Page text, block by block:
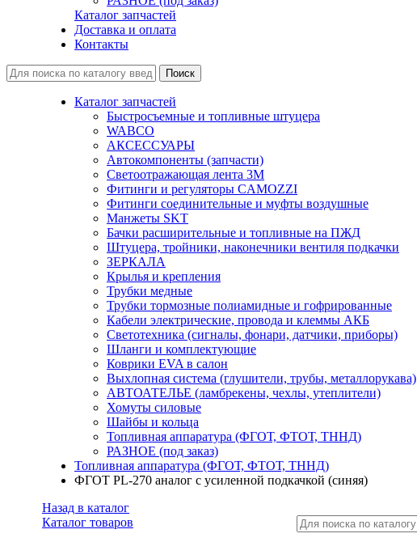
Каталог запчастей
Доставка и оплата
Контакты
Каталог запчастей
Быстросъемные и топливные штуцера
WABCO
АКСЕССУАРЫ
Автокомпоненты (запчасти)
Светоотражающая лента 3М
Фитинги и регуляторы CAMOZZI
Фитинги соединительные и муфты воздушные
Манжеты SKT
Бачки расширительные и топливные на ПЖД
Штуцера, тройники, наконечники вентиля подкачки
ЗЕРКАЛА
Крылья и крепления
Трубки медные
Трубки тормозные полиамидные и гофрированные
Кабели электрические, провода и клеммы АКБ
Светотехника (сигналы, фонари, датчики, приборы)
Шланги и комплектующие
Коврики EVA в салон
Выхлопная система (глушители, трубы, металлорукава)
АВТОАТЕЛЬЕ (ламбрекены, чехлы, утеплители)
Хомуты силовые
Шайбы и кольца
Топливная аппаратура (ФГОТ, ФТОТ, ТННД)
РАЗНОЕ (под заказ)
Топливная аппаратура (ФГОТ, ФТОТ, ТННД)
ФГОТ PL-270 аналог с усиленной подкачкой (синяя)
Назад в каталог
Каталог товаров